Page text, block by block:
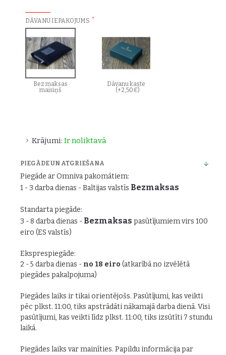
Krājumi: Ir noliktavā
DĀVANU IEPAKOJUMS
Bez maksas
maisiņš
Dāvanu kaste
(+2,50€)
PIEGĀDE UN ATGRIEŠANA
Piegāde ar Omniva pakomātiem:
1 - 3 darba dienas - Baltijas valstīs Bezmaksas
Standarta piegāde:
3 - 8 darba dienas - Bezmaksas pasūtījumiem virs 100
eiro (ES valstīs)
Eksprespiegāde:
2 - 5 darba dienas - no 18 eiro (atkarībā no izvēlētā
piegādes pakalpojuma)
Piegādes laiks ir tikai orientējošs. Pasūtījumi, kas veikti
pēc plkst. 11:00, tiks apstrādāti nākamajā darba dienā. Visi
pasūtījumi, kas veikti līdz plkst. 11:00, tiks izsūtīti 7 stundu
laikā.
Piegādes laiks var mainīties. Papildu informācija par